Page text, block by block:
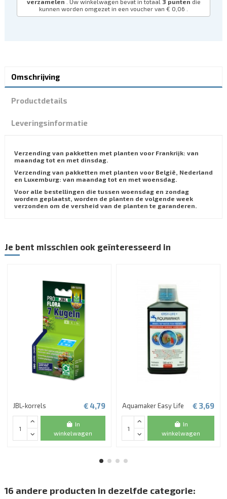
verzamelen . Uw winkelwagen bevat in totaal 3 punten die
kunnen worden omgezet in een voucher van € 0,06
Omschrijving
Productdetails
Leveringsinformatie
Verzending van pakketten met planten voor Frankrijk: van
maandag tot en met dinsdag.
Verzending van pakketten met planten voor België, Nederland
en Luxemburg: van maandag tot en met woensdag.
Voor alle bestellingen die tussen woensdag en zondag
worden geplaatst, worden de planten de volgende week
verzonden om de versheid van de planten te garanderen.
Je bent misschien ook geïnteresseerd in
JBL-korrels € 4,79
In
winkelwagen
Aquamaker Easy Life € 3,69
In
winkelwagen
16 andere producten in dezelfde categorie: